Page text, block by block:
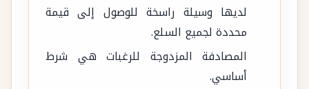
لديها وسيلة راسخة للوصول إلى قيمة
محددة لجميع السلع.
المصادفة المزدوجة للرغبات هي شرط
أساسي.